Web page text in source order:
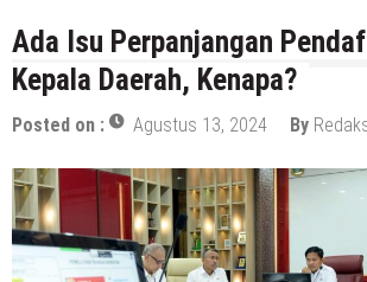
Ada Isu Perpanjangan
Kepala Daerah, Kenapa?
Posted on : Agustus 13, 2024 By